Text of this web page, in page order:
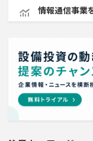
情報通信事業
直近3か月以
直近3か月以
関東地方で